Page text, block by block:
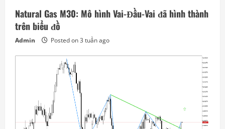
Natural Gas M30: Mô hình Vai-Đầu-Vai đã hình thành
trên biểu đồ
Admin Posted on 3 tuần ago